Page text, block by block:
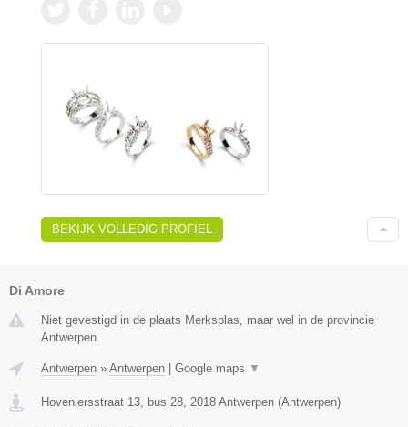
BEKIJK VOLLEDIG PROFIEL
Di Amore
Niet gevestigd in de plaats Merksplas, maar wel in de provincie
Antwerpen.
Antwerpen » Antwerpen | Google maps ▼
Hoveniersstraat 13, bus 28 2018 Antwerpen (Antwerpen)